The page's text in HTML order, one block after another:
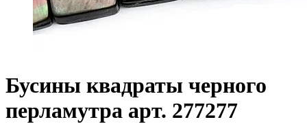
Бусины квадраты черного
перламутра арт. 277277